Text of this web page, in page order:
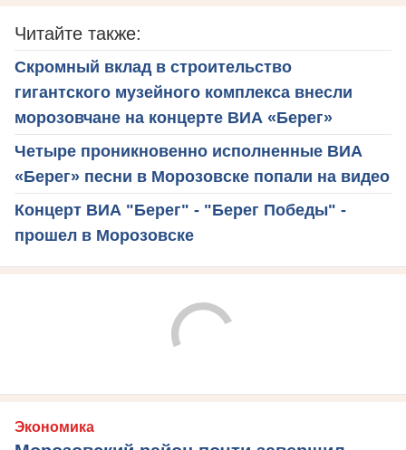
Читайте также:
Скромный вклад в строительство
гигантского музейного комплекса внесли
морозовчане на концерте ВИА «Берег»
Четыре проникновенно исполненные ВИА
«Берег» песни в Морозовске попали на видео
Концерт ВИА "Берег" - "Берег Победы" -
прошел в Морозовске
Экономика